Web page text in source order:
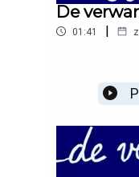
De
01:41 |